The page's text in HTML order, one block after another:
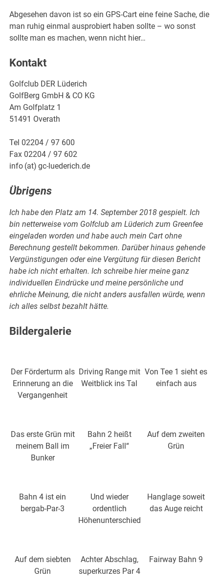
Abgesehen davon ist so ein GPS-Cart eine feine Sache, die
man ruhig einmal ausprobiert haben sollte – wo sonst
sollte man es machen, wenn nicht hier…
Kontakt
Golfclub DER Lüderich
GolfBerg GmbH & CO KG
Am Golfplatz 1
51491 Overath
Tel 02204 / 97 600
Fax 02204 / 97 602
info (at) gc-luederich.de
Übrigens
Ich habe den Platz am 14. September 2018 gespielt. Ich
bin netterweise vom Golfclub am Lüderich zum Greenfee
eingeladen worden und habe auch mein Cart ohne
Berechnung gestellt bekommen. Darüber hinaus gehende
Vergünstigungen oder eine Vergütung für diesen Bericht
habe ich nicht erhalten. Ich schreibe hier meine ganz
individuellen Eindrücke und meine persönliche und
ehrliche Meinung, die nicht anders ausfallen würde, wenn
ich alles selbst bezahlt hätte.
Bildergalerie
Der Förderturm als
Erinnerung an die
Vergangenheit
Driving Range mit
Weitblick ins Tal
Von Tee 1 sieht es
einfach aus
Das erste Grün mit
meinem Ball im
Bunker
Bahn 2 heißt
„Freier Fall“
Auf dem zweiten
Grün
Bahn 4 ist ein
bergab-Par-3
Und wieder
ordentlich
Höhenunterschied
Hanglage soweit
das Auge reicht
Auf dem siebten
Grün
Achter Abschlag,
superkurzes Par 4
Fairway Bahn 9